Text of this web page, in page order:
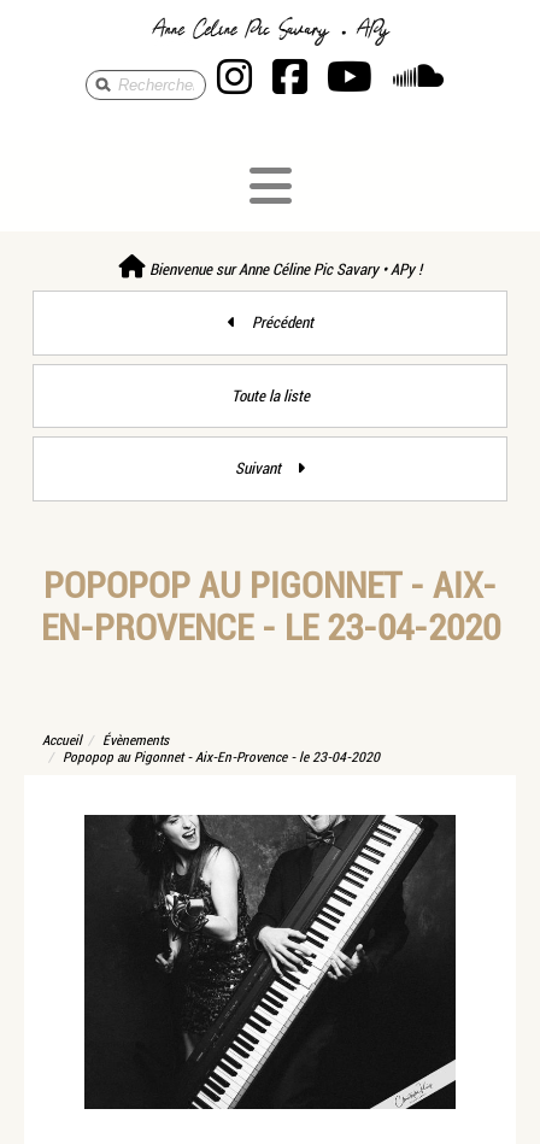
Anne Céline Pic
Anne Céline
AnneAnne
Bienvenue sur Anne Céline Pic Savary • APy !
Précédent
Toute la liste
Suivant
POPOPOP AU PIGONNET - AIX-
EN-PROVENCE - LE 23-04-2020
Accueil
Évènements
Popopop au Pigonnet - Aix-En-Provence - le 23-04-2020